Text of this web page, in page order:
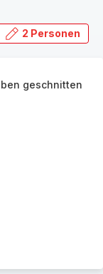
2 Personen
geschnitten